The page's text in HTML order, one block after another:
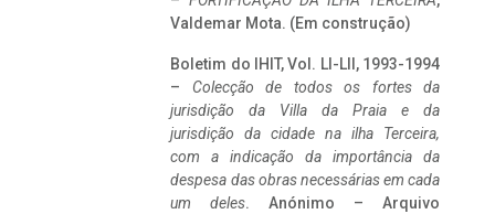
Valdemar Mota. (Em construção)
Boletim do IHIT, Vol. LI-LII, 1993-1994
– Colecção de todos os fortes da
jurisdição da Villa da Praia e da
jurisdição da cidade na ilha Terceira,
com a indicação da importância da
despesa das obras necessárias em cada
um deles. Anónimo – Arquivo